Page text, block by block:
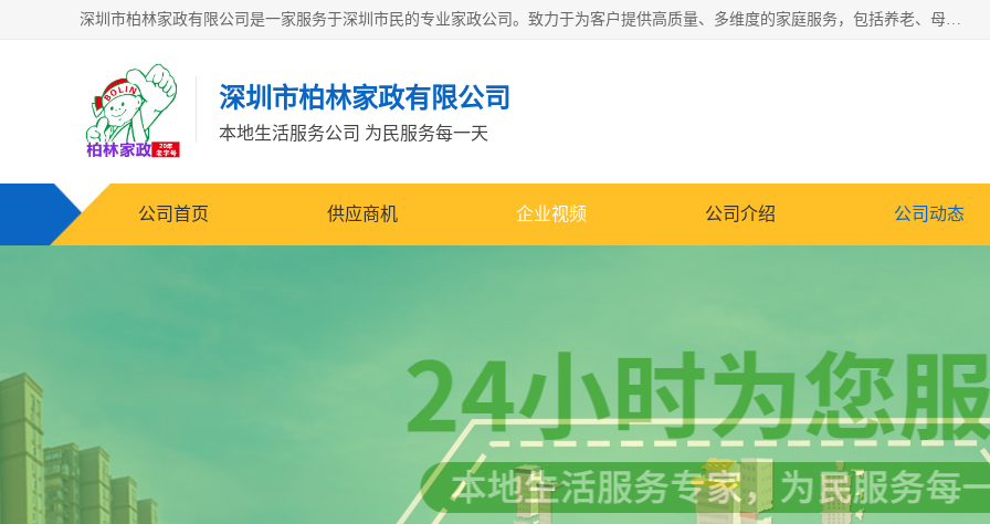
深圳市柏林家政有限公司是一家服务于深圳市民的专业家政公司。致力于为客户提供高质量、多维度的家庭服务，包括养老、母婴、月嫂育婴早教、康复理疗、家电清洗和保洁等方面的专业服务。
深圳市柏林家政有限公司
本地生活服务公司 为民服务每一天
公司首页 供应商机 企业视频 公司介绍 公司动态